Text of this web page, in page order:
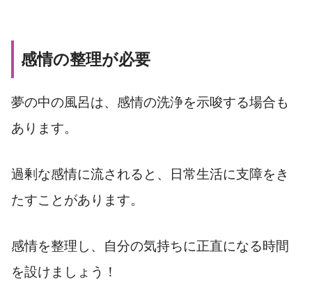
感情の整理が必要
夢の中の風呂は、感情の洗浄を示唆する場合も
あります。
過剰な感情に流されると、日常生活に支障をき
たすことがあります。
感情を整理し、自分の気持ちに正直になる時間
を設けましょう！